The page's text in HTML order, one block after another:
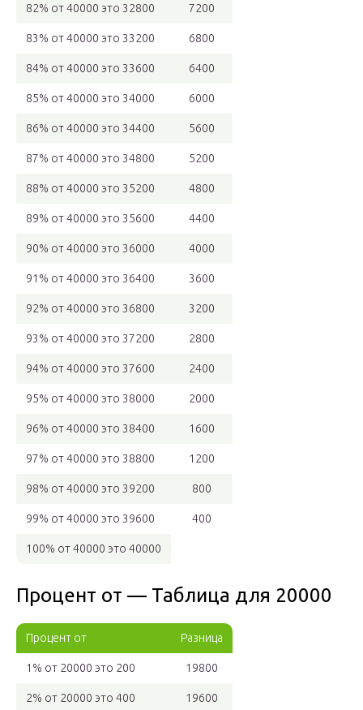
82% от 40000 это 32800 7200
83% от 40000 это 33200 6800
84% от 40000 это 33600 6400
85% от 40000 это 34000 6000
86% от 40000 это 34400 5600
87% от 40000 это 34800 5200
88% от 40000 это 35200 4800
89% от 40000 это 35600 4400
90% от 40000 это 36000 4000
91% от 40000 это 36400 3600
92% от 40000 это 36800 3200
93% от 40000 это 37200 2800
94% от 40000 это 37600 2400
95% от 40000 это 38000 2000
96% от 40000 это 38400 1600
97% от 40000 это 38800 1200
98% от 40000 это 39200 800
99% от 40000 это 39600 400
100% от 40000 это 40000
Процент от — Таблица для 20000
Процент от Разница
1% от 20000 это 200 19800
2% от 20000 это 400 19600